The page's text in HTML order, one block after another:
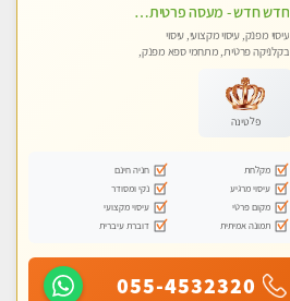
חדש חדש - מעסה פרטית עיסוי מפנק לחידוש אנרגיות עיסוי חלומי מומלץ מאוד !בהוד השרון
עיסוי מפנק, עיסוי מקצועי, עיסוי
בקלניקה פרטית, מתחמי ספא מפנק,
פלטינה
מקלחת
חניה חינם
עיסוי מרגיע
נקי ומסודר
מקום פרטי
עיסוי מקצועי
תמונה אמיתית
דוברת עיברית
055-4532320